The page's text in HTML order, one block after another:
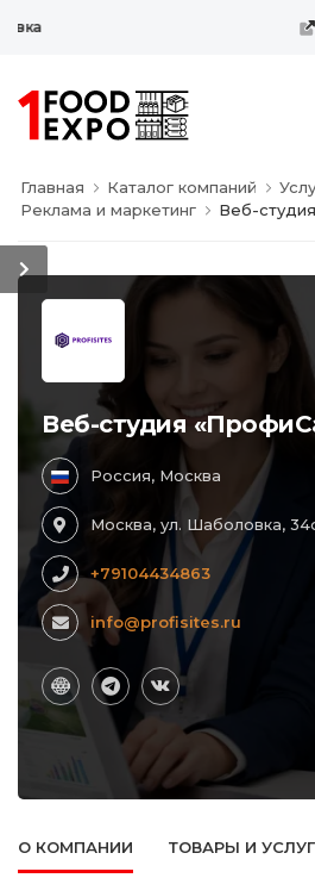
Главная Каталог компаний
Реклама и маркетинг
Веб-
Веб-студия
Россия, Москва
Москва, ул. Шаболовка,
+79104434863
info@profisites.ru
О КОМПАНИИ ТОВАРЫ И